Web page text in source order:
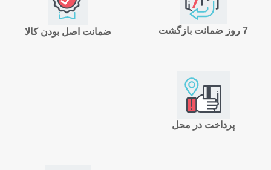
ضمانت اصل بودن کالا 7 روز ضمانت بازگشت
پرداخت در محل